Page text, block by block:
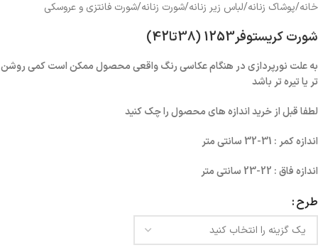
خانه/پوشاک زنانه/لباس زیر زنانه/شورت زنانه/شورت فانتزی و عروسکی
شورت کریستوفر1253 (38تا42)
به علت نورپردازی در هنگام عکاسی رنگ واقعی محصول ممکن است کمی روشن
تر یا تیره تر باشد
لطفا قبل از خرید اندازه های محصول را چک کنید
اندازه کمر : 31-32 سانتی متر
اندازه فاق : 22-23 سانتی متر
طرح